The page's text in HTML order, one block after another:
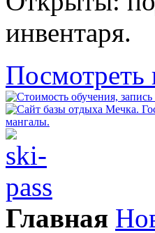
инвентаря.
Посмотреть
Главная